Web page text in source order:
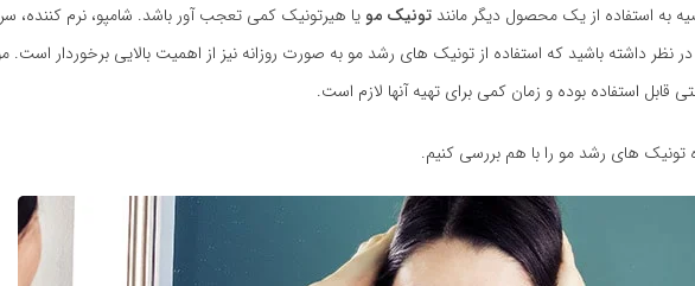
به استفاده از یک محصول دیگر مانند تونیک مو یا هیرتونیک کمی تعجب آور باشد. شامپو، نرم کننده،
نظر داشته باشید که استفاده از تونیک های رشد مو به صورت روزانه نیز از اهمیت بالایی برخوردار
استفاده بوده و زمان کمی برای تهیه آنها لازم است.
تونیک های رشد مو را با هم بررسی کنیم.